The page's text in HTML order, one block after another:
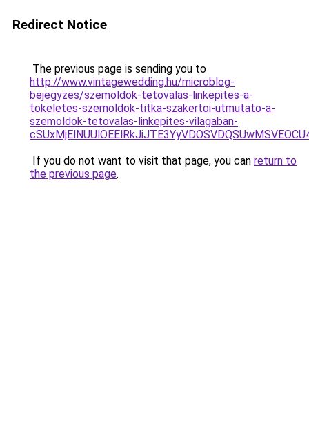
Redirect Notice
The previous page is sending you to
http://www.vintagewedding.hu/microblog-
bejegyzes/szemoldok-tetovalas-linkepites-a-
tokeletes-szemoldok-titka-szakertoi-utmutato-a-
szemoldok-tetovalas-linkepites-vilagaban-
If you do not want to visit that page, you can return to
the previous page.